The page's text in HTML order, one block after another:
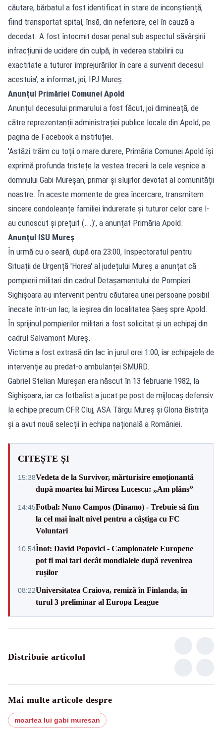
căutare, bărbatul a fost identificat în stare de inconștiență,
fiind transportat spital, însă, din nefericire, cel în cauză a
decedat. A fost întocmit dosar penal sub aspectul săvârșirii
infracțiunii de ucidere din culpă, în vederea stabilirii cu
exactitate a tuturor împrejurărilor în care a survenit decesul
acestuia', a informat, joi, IPJ Mureș.
Anunțul Primăriei Comunei Apold
Anunțul decesului primarului a fost făcut, joi dimineață, de
către reprezentanții administrației publice locale din Apold, pe
pagina de Facebook a instituției.
'Astăzi trăim cu toții o mare durere, Primăria Comunei Apold își
exprimă profunda tristețe la vestea trecerii la cele veșnice a
domnului Gabi Mureșan, primar și slujitor devotat al comunității
noastre. În aceste momente de grea încercare, transmitem
sincere condoleanțe familiei îndurerate și tuturor celor care l-
au cunoscut și prețuit (...)', a anunțat Primăria Apold.
Anunțul ISU Mureș
În urmă cu o seară, după ora 23:00, Inspectoratul pentru
Situații de Urgență 'Horea' al județului Mureș a anunțat că
pompierii militari din cadrul Detașamentului de Pompieri
Sighișoara au intervenit pentru căutarea unei persoane posibil
înecate într-un lac, la ieșirea din localitatea Șaeș spre Apold.
În sprijinul pompierilor militari a fost solicitat și un echipaj din
cadrul Salvamont Mureș.
Victima a fost extrasă din lac în jurul orei 1:00, iar echipajele de
intervenție au predat-o ambulanței SMURD.
Gabriel Stelian Mureșan era născut în 13 februarie 1982, la
Sighișoara, iar ca fotbalist a jucat pe post de mijlocaș defensiv
la echipe precum CFR Cluj, ASA Târgu Mureș și Gloria Bistrița
și a avut nouă selecții în echipa națională a României.
CITEȘTE ȘI
15:38Vedeta de la Survivor, mărturisire emoționantă
după moartea lui Mircea Lucescu: „Am plâns”
14:45Fotbal: Nuno Campos (Dinamo) - Trebuie să fim
la cel mai înalt nivel pentru a câștiga cu FC
Voluntari
10:54Înot: David Popovici - Campionatele Europene
pot fi mai tari decât mondialele după revenirea
rușilor
08:22Universitatea Craiova, remiză în Finlanda, în
turul 3 preliminar al Europa League
Distribuie articolul
Mai multe articole despre
moartea lui gabi muresan